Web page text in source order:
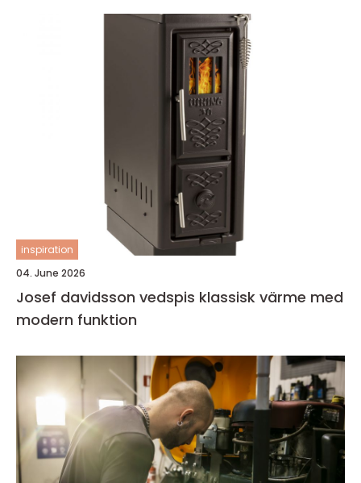
inspiration
04. June 2026
Josef davidsson vedspis klassisk värme med
modern funktion